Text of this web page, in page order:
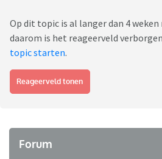
Op dit topic is al langer dan 4
daarom is het reageerveld
topic starten.
Reageerveld tonen
Forum